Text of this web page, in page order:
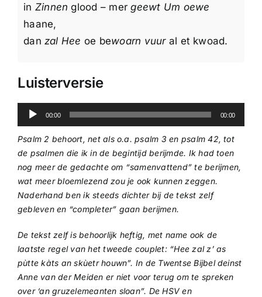
in Zinnen glood – mergeewt Um oewe
haane,
danzal Hee oe bewoarn vuural et kwoad.
Luisterversie
Audiospeler
00:00 00:00
Psalm 2 behoort, net als o.a. psalm 3 en psalm 42, tot
de psalmen die ik in de begintijd berijmde. Ik had toen
nog meer de gedachte om “samenvattend” te berijmen,
wat meer bloemlezend zou je ook kunnen zeggen.
Naderhand ben ik steeds dichter bij de tekst zelf
gebleven en “completer” gaan berijmen.
De tekst zelf is behoorlijk heftig, met name ook de
laatste regel van het tweede couplet: “Hee zal z’ as
pùtte kàts an skùetr houwn”. In de Twentse Bijbel deinst
Anne van der Meiden er niet voor terug om te spreken
over ‘an gruzelemeanten sloan”. De HSV en